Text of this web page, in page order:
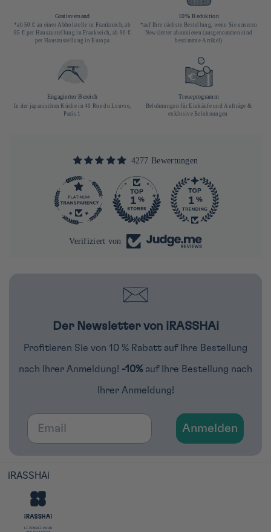
Gratisversand
*ab 50 € an einer Abholstelle in Frankreich, ab
85 € per Hauszustellung in Frankreich, ab 90 €
per Hauszustellung in Europa
10% Reduktion
*auf Ihre nächste Bestellung, wenn Sie unseren
Newsletter abonnieren (ausgenommen sind
bestimmte Artikel)
Engagierter Bereich
In der japanischen Küche in 40 Rue du Louvre,
Paris 1
Treueprogramm
Belohnungen für Einkäufe und Aufträge &
exklusive Belohnungen
4277 Bewertungen
4277 290
Verifiziert von
Der Newsletter von iRASSHAi
Profitieren Sie von 10 % Rabatt auf Ihre Bestellung
nach Ihrer Anmeldung! -10% auf Ihre Bestellung nach
Ihrer Anmeldung!
Email
Anmelden
iRASSHAi